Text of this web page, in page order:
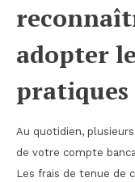
adopter
pratiques
Au quotidien,
de votre compte
Les frais de tenue de